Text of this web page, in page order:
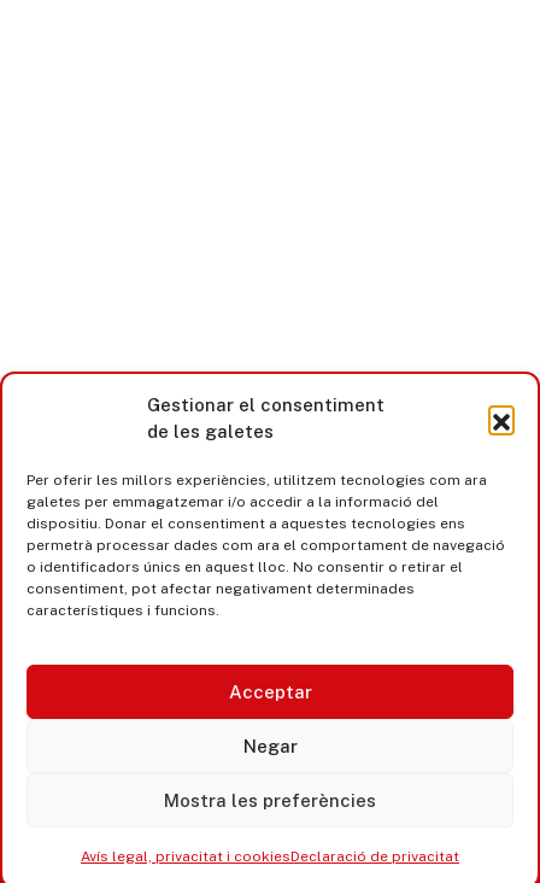
Gestionar el consentiment
de les galetes
Per oferir les millors experiències, utilitzem tecnologies com ara
galetes per emmagatzemar i/o accedir a la informació del
dispositiu. Donar el consentiment a aquestes tecnologies ens
permetrà processar dades com ara el comportament de navegació
o identificadors únics en aquest lloc. No consentir o retirar el
consentiment, pot afectar negativament determinades
característiques i funcions.
Acceptar
Negar
Mostra les preferències
Avís legal, privacitat i cookiesDeclaració de privacitat
Castell d’Aro · Platja d’Aro · S’Agaró
365 www.platjadaro